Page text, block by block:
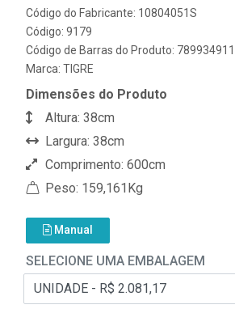
Código do Fabricante: 10804051S
Código: 9179
Código de Barras do Produto:
Marca: TIGRE
Dimensões do Produto
Altura: 38cm
Largura: 38cm
Comprimento: 600cm
Peso: 159,161Kg
Manual
SELECIONE UMA EMBALAGEM